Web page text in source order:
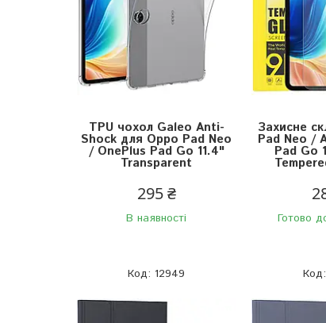
TPU чохол Galeo Anti-
Shock для Oppo Pad Neo
/ OnePlus Pad Go 11.4"
Transparent
295 ₴
В наявності
Захисне
Pad Neo /
Pad Go
Готово
12949